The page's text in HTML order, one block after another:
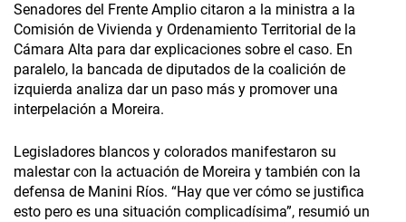
Senadores del Frente Amplio citaron a la ministra a la
Comisión de Vivienda y Ordenamiento Territorial de la
Cámara Alta para dar explicaciones sobre el caso. En
paralelo, la bancada de diputados de la coalición de
izquierda analiza dar un paso más y promover una
interpelación a Moreira.
Legisladores blancos y colorados manifestaron su
malestar con la actuación de Moreira y también con la
defensa de Manini Ríos. “Hay que ver cómo se justifica
esto pero es una situación complicadísima”, resumió un